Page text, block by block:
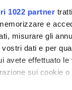
1022 partner
e
misurare gli
dati e per
avete effettuato
sui cookie
Student
Link